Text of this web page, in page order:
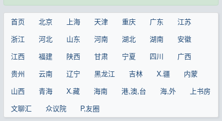
首页 北京 上海 天津 重庆 广东
江苏
浙江
河北 山东 河南 湖北 湖南
安徽
江西
福建 陕西 甘肃 宁夏 四川
广西
贵州
云南 辽宁 黑龙江 吉林 X.疆
内蒙
山西
青海 X.藏 海南 港,澳,台 海,外
上书房
文聊汇
众议院 P,友圈